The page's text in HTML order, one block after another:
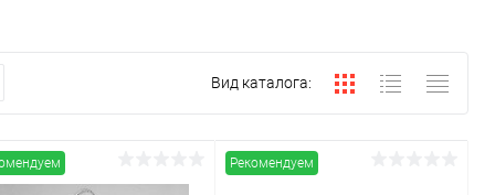
Вид каталога:
Рекомендуем